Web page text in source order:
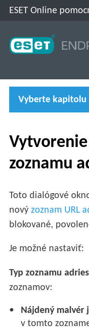
ESET Online
Vyberte kapitolu
zoznamu
Toto dialógové
novýzoznam URL
blokované,
Je možné nastaviť:
Typ zoznamu adries
zoznamov:
Nájdený malvér
v tomto